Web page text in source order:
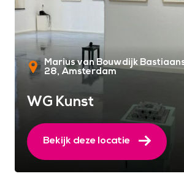
Marius van Bouwdijk
28 Amsterdam
WG Kunst
Bekijk deze locatie